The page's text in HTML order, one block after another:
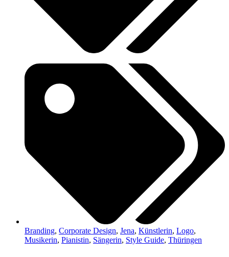
Branding, Corporate Design, Jena, Künstlerin, Logo,
Musikerin, Pianistin, Sängerin, Style Guide, Thüringen